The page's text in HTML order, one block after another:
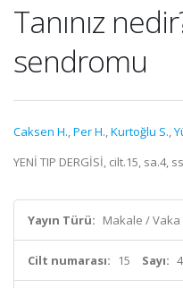
Tanınız
sendromu
Caksen H.,Per H.,Kurtoğlu S.,
YENİ TIP DERGİSİ, cilt.15, sa.4,
Yayın Türü: Makale / Vaka
Cilt numarası: 15 Sayı: 4